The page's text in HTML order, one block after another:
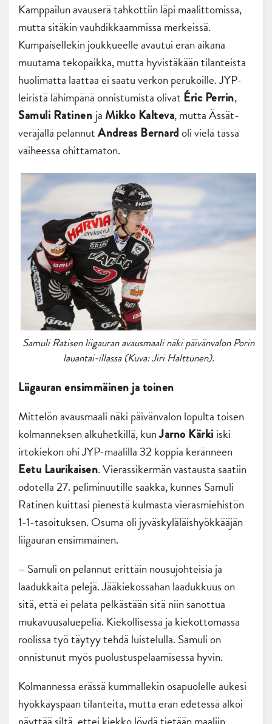
Kamppailun avauserä tahkottiin läpi maalittomissa,
mutta sitäkin vauhdikkaammissa merkeissä.
Kumpaisellekin joukkueelle avautui erän aikana
muutama tekopaikka, mutta hyvistäkään tilanteista
huolimatta laattaa ei saatu verkon perukoille. JYP-
leiristä lähimpänä onnistumista olivat Éric Perrin,
Samuli Ratinen ja Mikko Kalteva, mutta Ässät-
veräjällä pelannutAndreas Bernardoli vielä tässä
vaiheessa ohittamaton.
Samuli Ratisen liigauran avausmaali näki päivänvalon Porin
lauantai-illassa (Kuva: Jiri Halttunen).
Liigauran ensimmäinen ja toinen
Mittelön avausmaali näki päivänvalon lopulta toisen
kolmanneksen alkuhetkillä, kunJarno Kärki iski
irtokiekon ohi JYP-maalilla 32 koppia keränneen
Eetu Laurikaisen. Vierassikermän vastausta saatiin
odotella 27. peliminuutille saakka, kunnes Samuli
Ratinen kuittasi pienestä kulmasta vierasmiehistön
1-1-tasoituksen. Osuma oli jyväskyläläishyökkääjän
liigauran ensimmäinen.
– Samuli on pelannut erittäin nousujohteisia ja
laadukkaita pelejä. Jääkiekossahan laadukkuus on
sitä, että ei pelata pelkästään sitä niin sanottua
mukavuusaluepeliä. Kiekollisessa ja kiekottomassa
roolissa työ täytyy tehdä luistelulla. Samuli on
onnistunut myös puolustuspelaamisessa hyvin.
Kolmannessa erässä kummallekin osapuolelle aukesi
hyökkäyspään tilanteita, mutta erän edetessä alkoi